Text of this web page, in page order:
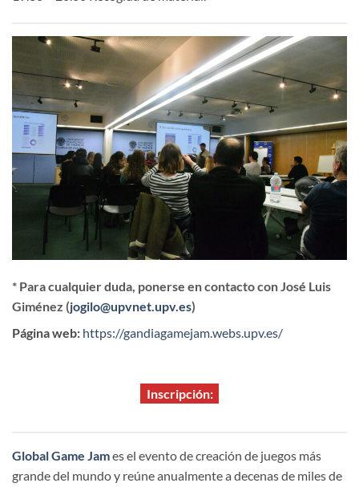
* Para cualquier duda, ponerse en contacto con José Luis
Giménez (jogilo@upvnet.upv.es)
Página web: https://gandiagamejam.webs.upv.es/
Inscripción:
Global Game James el evento de creación de juegos más
grande del mundo y reúne anualmente a decenas de miles de